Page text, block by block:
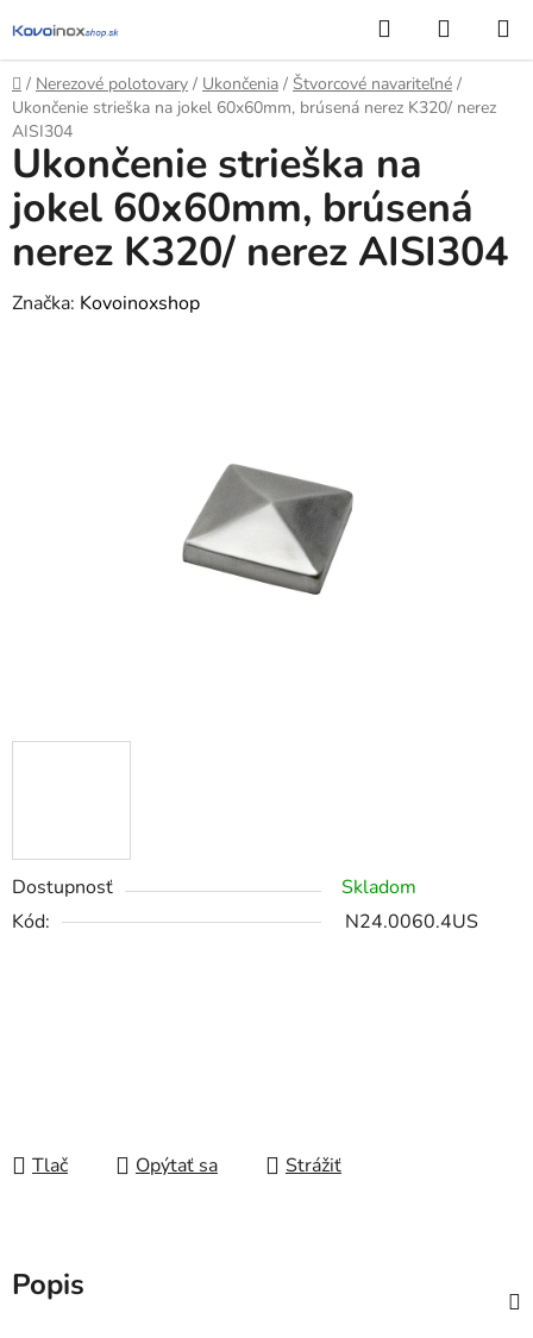
na
obsah
Hľadať
KOŠÍK
Domov
/ Nerezové polotovary / Ukončenia / Štvorcové navariteľné /
Ukončenie strieška na jokel 60x60mm, brúsená nerez K320/ nerez
AISI304
Dostupnosť
Skladom
Kód:
N24.0060.4US
Tlač Opýtať sa Strážiť
Ukončenie strieška na
jokel 60x60mm, brúsená
nerez K320/ nerez AISI304
Značka: Kovoinoxshop
Popis